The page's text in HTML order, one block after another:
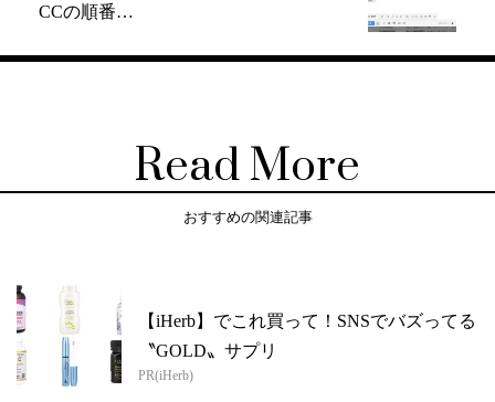
CCの順番…
Read More
おすすめの関連記事
【iHerb】でこれ買って！SNSでバズってる
〝GOLD〟サプリ
PR(iHerb)